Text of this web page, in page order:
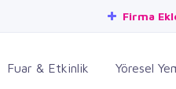
Firma
Fuar & Etkinlik Yöresel